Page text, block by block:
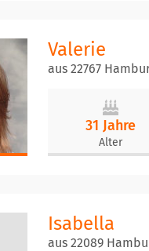
Valerie
aus 22767
31 Jahre
Alter
Isabella
aus 22089